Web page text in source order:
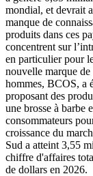
mondial, et devrait
manque de
produits dans ces
concentrent sur
en particulier pour
nouvelle marque
hommes, BCOS, a
proposant des
une brosse à barbe
consommateurs
croissance du
Sud a atteint 3,55
chiffre d'affaires
de dollars en 2026.